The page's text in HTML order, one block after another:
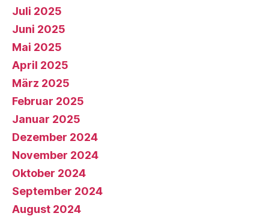
Juli 2025
Juni 2025
Mai 2025
April 2025
März 2025
Februar 2025
Januar 2025
Dezember 2024
November 2024
Oktober 2024
September 2024
August 2024